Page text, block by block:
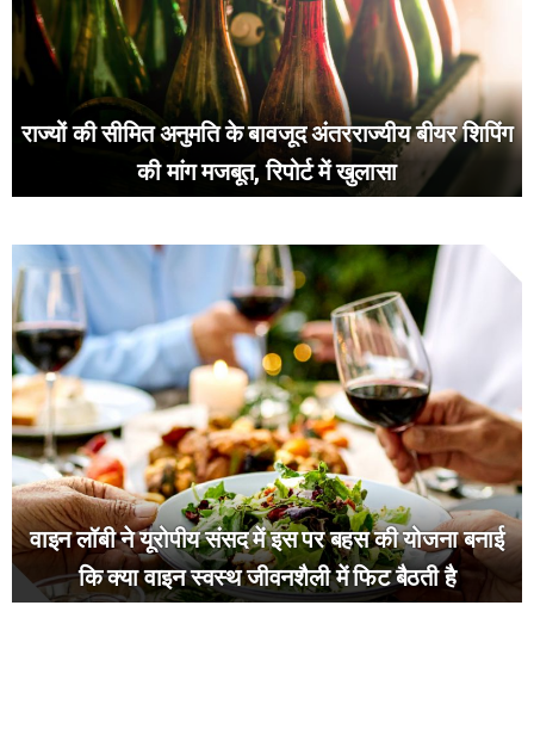
राज्यों की सीमित अनुमति के बावजूद अंतरराज्यीय बीयर शिपिंग
की मांग मजबूत, रिपोर्ट में खुलासा
वाइन लॉबी ने यूरोपीय संसद में इस पर बहस की योजना बनाई
कि क्या वाइन स्वस्थ जीवनशैली में फिट बैठती है